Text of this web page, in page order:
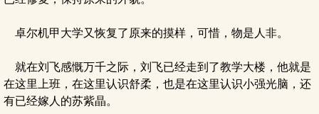
卓尔机甲大学又恢复了原来的摸样，可惜，物是人非。
就在刘飞感慨万千之际，刘飞已经走到了教学大楼，他就是
在这里上班，在这里认识舒柔，也是在这里认识小强光脑，还
有已经嫁人的苏紫晶。